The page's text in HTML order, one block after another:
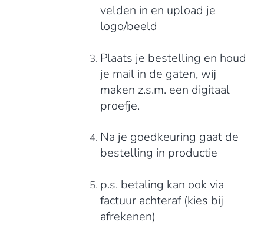
velden in en upload je
logo/beeld
Plaats je bestelling en houd
je mail in de gaten, wij
maken z.s.m. een digitaal
proefje.
Na je goedkeuring gaat de
bestelling in productie
p.s. betaling kan ook via
factuur achteraf (kies bij
afrekenen)